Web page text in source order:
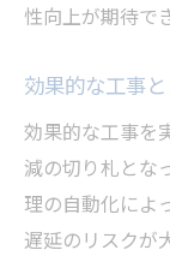
性向上が期待で
効果的な工事
効果的な工事を
減の切り札とな
理の自動化によ
遅延のリスクが